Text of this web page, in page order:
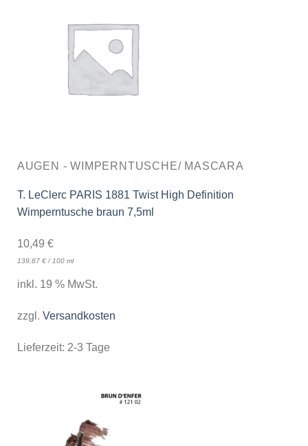
AUGEN - WIMPERNTUSCHE/ MASCARA
T. LeClerc PARIS 1881 Twist High Definition
Wimperntusche braun 7,5ml
10,49 €
139,87 €/ 100 ml
inkl. 19 % MwSt.
zzgl. Versandkosten
Lieferzeit: 2-3 Tage